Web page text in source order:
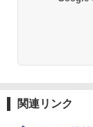
関連リンク